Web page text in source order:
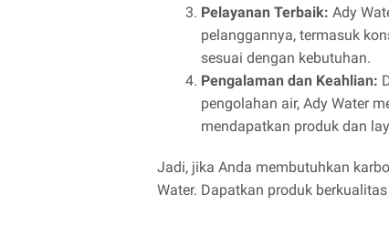
Pelayanan Terbaik: Ady
pelanggannya, termasuk
sesuai dengan kebutuhan.
Pengalaman dan Keahlian:
pengolahan air, Ady Water
mendapatkan produk dan
Jadi, jika Anda membutuhkan
Water. Dapatkan produk